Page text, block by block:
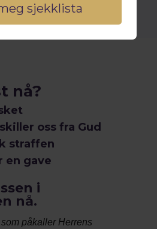
nå?
oss fra Gud
straffen
en gave
i
nå.
påkaller Herrens
sjekklista